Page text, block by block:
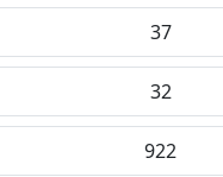
37
32
922